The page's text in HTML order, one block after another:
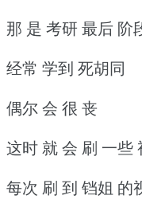
那 是 考研 最后 阶
经常 学到 死胡同
偶尔 会 很 丧
这时 就 会 刷 一些
每次 刷 到 铛姐 的